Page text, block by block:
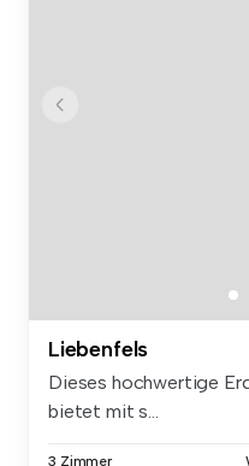
Liebenfels
Dieses hochwertige
bietet mit s...
3 Zimmer